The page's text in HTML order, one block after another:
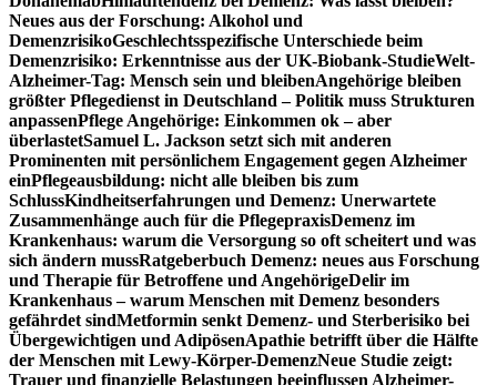
Neues aus der Forschung: Alkohol und
DemenzrisikoGeschlechtsspezifische Unterschiede beim
Demenzrisiko: Erkenntnisse aus der UK-Biobank-StudieWelt-
Alzheimer-Tag: Mensch sein und bleibenAngehörige bleiben
größter Pflegedienst in Deutschland – Politik muss Strukturen
anpassenPflege Angehörige: Einkommen ok – aber
überlastetSamuel L. Jackson setzt sich mit anderen
Prominenten mit persönlichem Engagement gegen Alzheimer
einPflegeausbildung: nicht alle bleiben bis zum
SchlussKindheitserfahrungen und Demenz: Unerwartete
Zusammenhänge auch für die PflegepraxisDemenz im
Krankenhaus: warum die Versorgung so oft scheitert und was
sich ändern mussRatgeberbuch Demenz: neues aus Forschung
und Therapie für Betroffene und AngehörigeDelir im
Krankenhaus – warum Menschen mit Demenz besonders
gefährdet sindMetformin senkt Demenz- und Sterberisiko bei
Übergewichtigen und AdipösenApathie betrifft über die Hälfte
der Menschen mit Lewy-Körper-DemenzNeue Studie zeigt:
Trauer und finanzielle Belastungen beeinflussen Alzheimer-